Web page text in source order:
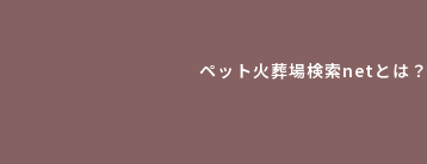
ペット火葬場検索netとは？